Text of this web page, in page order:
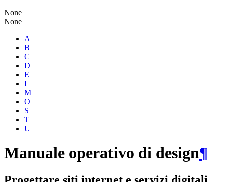
None
None
A
B
C
D
E
I
M
O
S
T
U
Manuale operativo di design¶